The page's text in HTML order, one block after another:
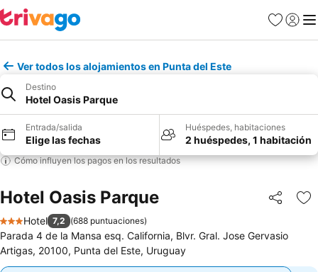
Favoritos
Iniciar
Ver todos los alojamientos en Punta del Este
Destino
Hotel Oasis Parque
Entrada/salida
Elige las fechas
Huéspedes, habitaciones
2 huéspedes, 1 habitación
Cómo influyen los pagos en los resultados
Hotel Oasis Parque Compartir
3 Estrellas
Hotel 7,2 (688 puntuaciones)
Parada 4 de la Mansa esq. California, Blvr. Gral. Jose Gervasio
Artigas, 20100, Punta del Este, Uruguay